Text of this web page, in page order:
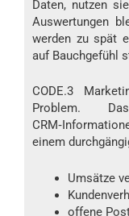
Daten, nutzen
Auswertungen
werden zu spät
auf Bauchgefühl
CODE.3
Problem.
einem
Umsätze
offene